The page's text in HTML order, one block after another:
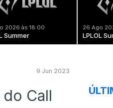
2026 às 18:00
Summer
26 Ago
LPLOL
9 Jun 2023
Call